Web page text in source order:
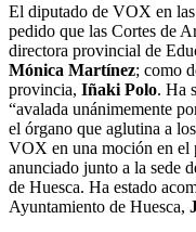
El diputado de VOX en
pedido que las Cortes de
directora provincial de
Mónica Martínez; como
provincia, Iñaki Polo. Ha
“avalada unánimemente
el órgano que aglutina a
VOX en una moción en el
anunciado junto a la sede
de Huesca. Ha estado
Ayuntamiento de Huesca,